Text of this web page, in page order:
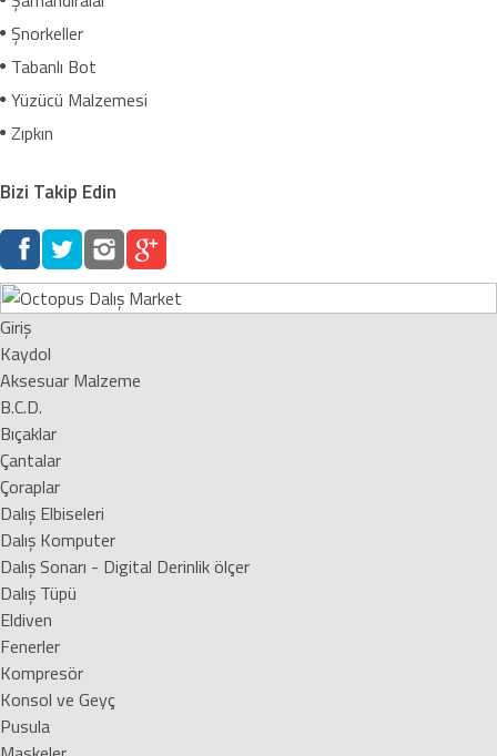
Şnorkeller
Tabanlı Bot
Yüzücü Malzemesi
Zıpkın
Bizi Takip Edin
Giriş
Kaydol
Aksesuar Malzeme
B.C.D.
Bıçaklar
Çantalar
Çoraplar
Dalış Elbiseleri
Dalış Komputer
Dalış Sonarı - Digital Derinlik ölçer
Dalış Tüpü
Eldiven
Fenerler
Kompresör
Konsol ve Geyç
Pusula